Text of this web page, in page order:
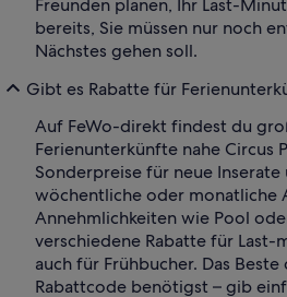
Freunden planen, Ihr Last-
bereits, Sie müssen nur noch
Nächstes gehen soll.
Gibt es Rabatte für
Auf FeWo-direkt findest du
Ferienunterkünfte nahe Circus
Sonderpreise für neue Inserate
wöchentliche oder monatliche
Annehmlichkeiten wie Pool
verschiedene Rabatte für Last-
auch für Frühbucher. Das
Rabattcode benötigst – gib